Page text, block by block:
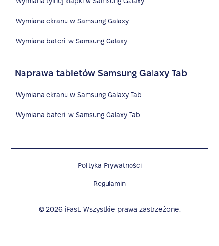
Wymiana ekranu w Samsung Galaxy
Wymiana baterii w Samsung Galaxy
Naprawa tabletów Samsung Galaxy Tab
Wymiana ekranu w Samsung Galaxy Tab
Wymiana baterii w Samsung Galaxy Tab
© 2026 iFast. Wszystkie prawa zastrzeżone.
Polityka Prywatności
Regulamin